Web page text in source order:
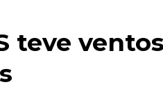
teve